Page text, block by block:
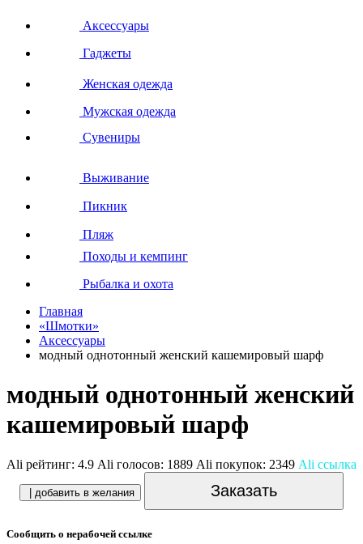
Аксессуары
Гаджеты
Женская одежда
Мужская одежда
Сувениры
Выживание
Пикник
Пляж
Походы и кемпинг
Рыбалка и охота
Главная
«Шмотки»
Аксессуары
модный однотонный женский кашемировый шарф
модный однотонный женский
кашемировый шарф
Ali рейтинг: 4.9 Ali голосов: 1889 Ali покупок: 2349 Ali ссылка
| добавить в желания Заказать
Сообщить о нерабочей ссылке